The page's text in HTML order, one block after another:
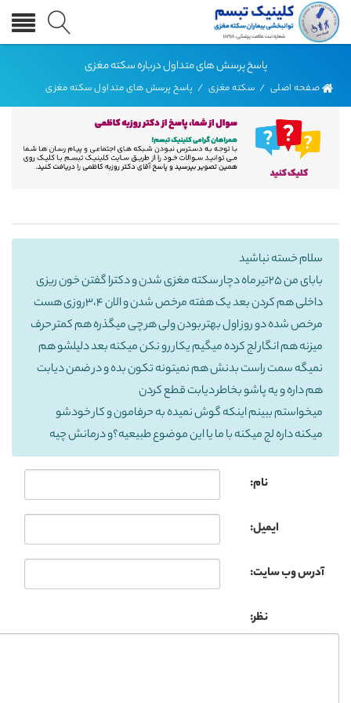
پاسخ پرسش های متداول درباره سکته مغزی
صفحه اصلی / سکته مغزی / پاسخ پرسش های متداول سکته مغزی
سلام خسته نباشید
بابای من ۲۵تیر ماه دچار سکته مغزی شدن و دکترا گفتن خون ریزی
داخلی هم کردن بعد یک هفته مرخص شدن و الان ۳،۴روزی هست
مرخص شده دو روز اول بهتر بودن ولی هر چی میگذره هم کمتر حرف
میزنه هم انگار لج کرده میگیم یکار رو نکن میکنه بعد دلیلشو هم
نمیگه سمت راست بدنش هم نمیتونه تکون بده و در ضمن دیابت
هم داره و یه پاشو بخاطر دیابت قطع کردن
میخواستم ببینم اینکه گوش نمیده به حرفامون و کار خودشو
میکنه داره لج میکنه با ما یا این موضوع طبیعیه؟و درمانش چیه
نام:
ایمیل:
آدرس وب سایت:
نظر: